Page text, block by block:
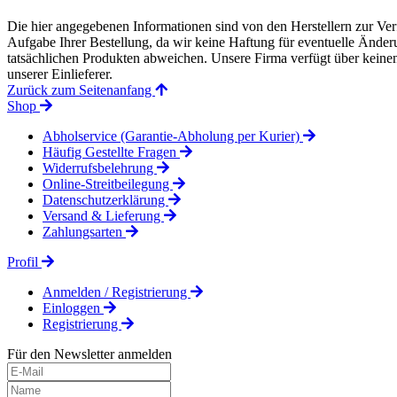
Die hier angegebenen Informationen sind von den Herstellern zur
Aufgabe Ihrer Bestellung, da wir keine Haftung für eventuelle
tatsächlichen Produkten abweichen. Unsere Firma verfügt über
unserer Einlieferer.
Zurück zum Seitenanfang
Shop
Abholservice (Garantie-Abholung per Kurier)
Häufig Gestellte Fragen
Widerrufsbelehrung
Online-Streitbeilegung
Datenschutzerklärung
Versand & Lieferung
Zahlungsarten
Profil
Anmelden / Registrierung
Einloggen
Registrierung
Für den Newsletter anmelden